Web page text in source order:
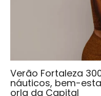
Verão Fortaleza
náuticos, bem-
orla da Capital